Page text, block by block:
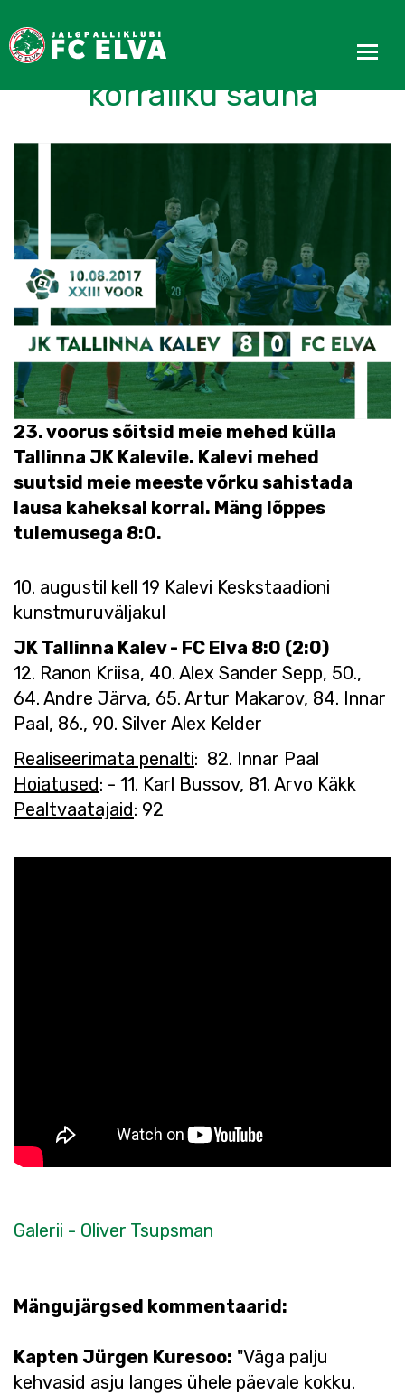
Esindus sai kalevlastelt
korraliku sauna
23. voorus sõitsid meie mehed külla
Tallinna JK Kalevile. Kalevi mehed
suutsid meie meeste võrku sahistada
lausa kaheksal korral. Mäng lõppes
tulemusega 8:0.
10. augustil kell 19 Kalevi Keskstaadioni
kunstmuruväljakul
JK Tallinna Kalev - FC Elva 8:0 (2:0)
12. Ranon Kriisa, 40. Alex Sander Sepp, 50.,
64. Andre Järva, 65. Artur Makarov, 84. Innar
Paal, 86., 90. Silver Alex Kelder
Realiseerimata penalti: 82. Innar Paal
Hoiatused: - 11. Karl Bussov, 81. Arvo Käkk
Pealtvaatajaid: 92
Galerii - Oliver Tsupsman
Mängujärgsed kommentaarid:
Kapten Jürgen Kuresoo: "Väga palju
kehvasid asju langes ühele päevale kokku.